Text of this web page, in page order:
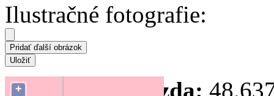
Ilustračné fotografie:
+
Súradnice hniezda: